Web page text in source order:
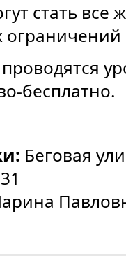
стать
бесплатно.
Беговая